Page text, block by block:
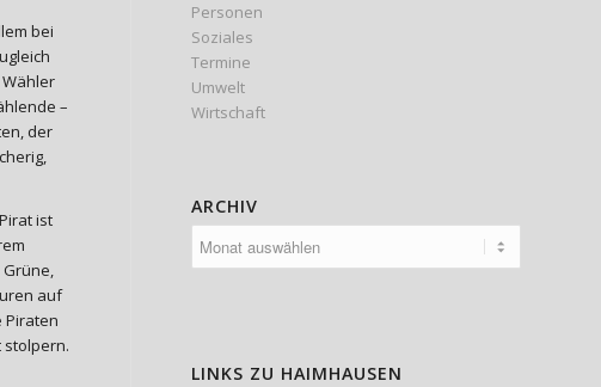
bei
–
der
ist
auf
Piraten
stolpern.
Personen
Soziales
Termine
Umwelt
Wirtschaft
ARCHIV
LINKS ZU HAIMHAUSEN